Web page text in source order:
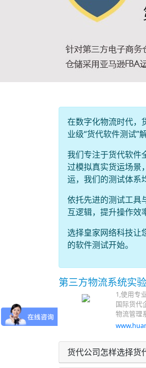
在数字化物流时代，
业级“货代软件测试”
我们专注于货代软件
过模拟真实货运场景
运，我们的测试体系
依托先进的测试工具
互逻辑，提升操作效
选择皇家网络科技让
的软件测试开始。
第三方物流系统实
1,使用专
国际货代
物流管理
货代公司怎样选择货